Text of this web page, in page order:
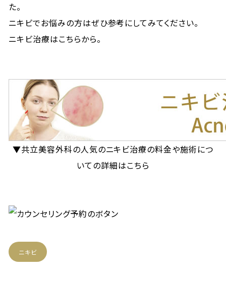
た。
ニキビでお悩みの方はぜひ参考にしてみてください。
ニキビ治療はこちらから。
▼共立美容外科の人気のニキビ治療の料金や施術につ
いての詳細はこちら
ニキビ